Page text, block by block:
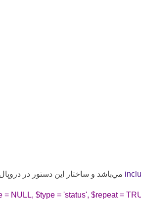
مي‌باشد و ساختار اين دستور در دروپال 6 به شکل زير است:
NULL, $type = 'status', $repeat =